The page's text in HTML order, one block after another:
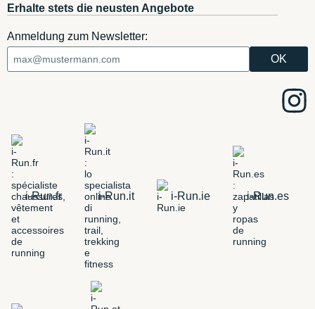
Erhalte stets die neusten Angebote
Anmeldung zum Newsletter:
i-Run.fr i-Run.it i-Run.ie i-Run.es